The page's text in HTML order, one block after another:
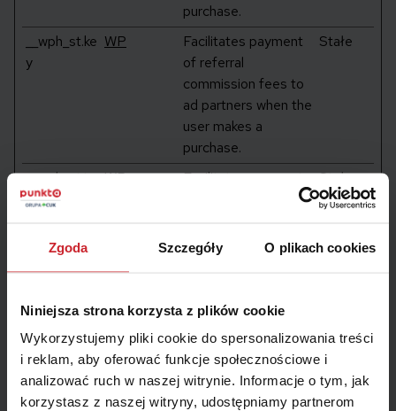
Zgoda Szczegóły O plikach cookies
Niniejsza strona korzysta z plików cookie
Wykorzystujemy pliki cookie do spersonalizowania treści
i reklam, aby oferować funkcje społecznościowe i
analizować ruch w naszej witrynie. Informacje o tym, jak
korzystasz z naszej witryny, udostępniamy partnerom
purchase.
__wph_st.ke
y
WP
Facilitates payment
of referral
commission fees to
ad partners when the
user makes a
purchase.
Stałe
__wph_st.ts WP
Facilitates payment
ad partners when the
Stałe
_fbp [x2]
punkta.pl
Meta
Platforms,
Inc.
Used by Facebook
to deliver a series of
advertisement
products such as
real time bidding